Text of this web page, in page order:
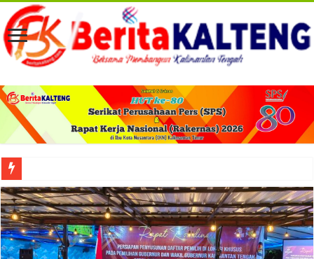
Viral! Selama Dua Bulan Lebih Siltap Serta Tunjangan Pemdes dan BPD di